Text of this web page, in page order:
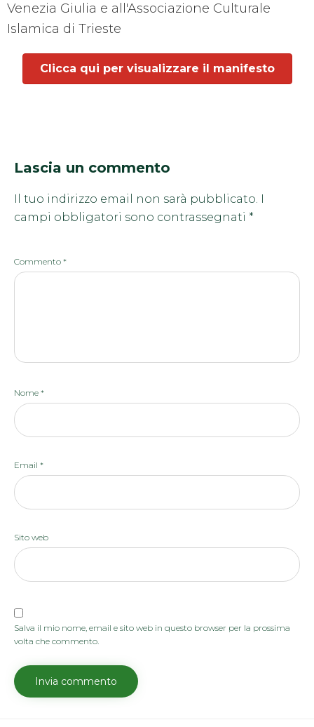
Venezia Giulia e all'Associazione Culturale
Islamica di Trieste
Clicca qui per visualizzare il manifesto
Lascia un commento
Il tuo indirizzo email non sarà pubblicato.
campi obbligatori sono contrassegnati *
Commento *
Nome *
Email *
Sito web
Salva il mio nome, email e sito web in questo browser per la prossima
volta che commento.